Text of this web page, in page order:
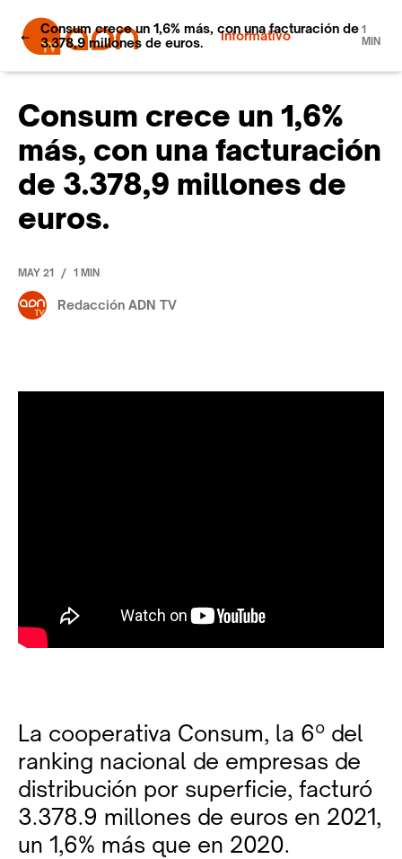
Informativo
Consum crece un 1,6% más, con una facturación de
3.378,9 millones de euros.
1
MIN
Consum crece un 1,6%
más, con una facturación
de 3.378,9 millones de
euros.
MAY 21 / 1 MIN
Redacción ADN TV
La cooperativa Consum, la 6º del
ranking nacional de empresas de
distribución por superficie, facturó
3.378.9 millones de euros en 2021,
un 1,6% más que en 2020.